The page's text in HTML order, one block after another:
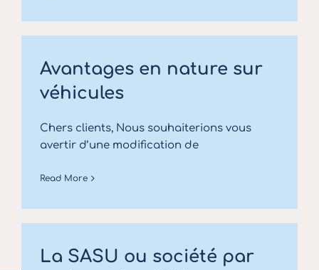
Avantages en nature sur
véhicules
Chers clients, Nous souhaiterions vous
avertir d’une modification de
Read More
La SASU ou société par